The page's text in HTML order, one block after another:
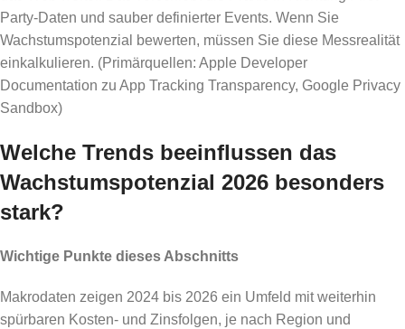
Party-Daten und sauber definierter Events. Wenn Sie
Wachstumspotenzial bewerten, müssen Sie diese Messrealität
einkalkulieren. (Primärquellen: Apple Developer
Documentation zu App Tracking Transparency, Google Privacy
Sandbox)
Welche Trends beeinflussen das
Wachstumspotenzial 2026 besonders
stark?
Wichtige Punkte dieses Abschnitts
Makrodaten zeigen 2024 bis 2026 ein Umfeld mit weiterhin
spürbaren Kosten- und Zinsfolgen, je nach Region und